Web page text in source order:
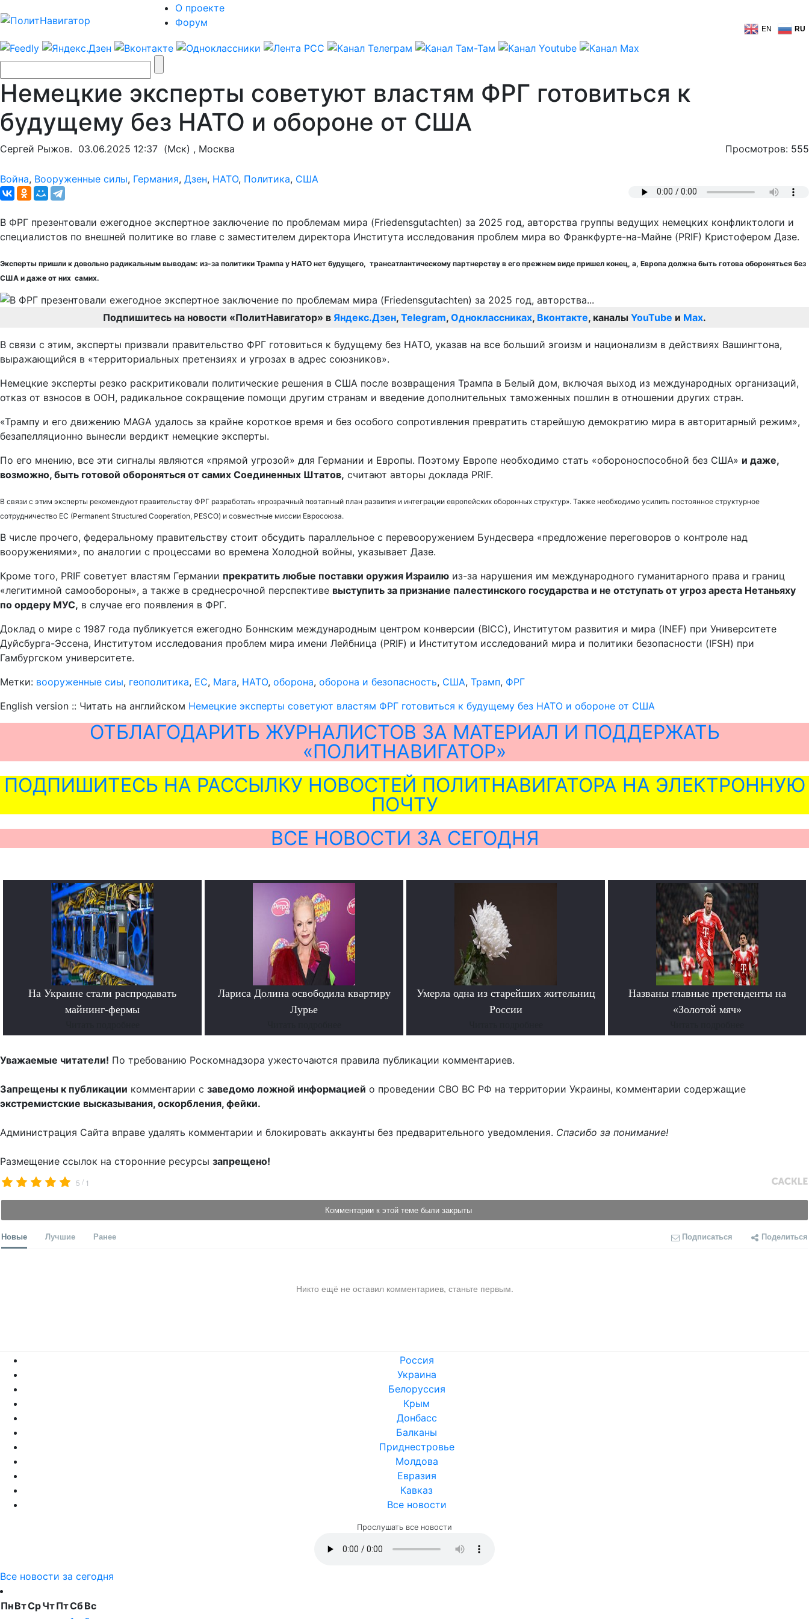
О проекте
Форум
EN RU
Немецкие эксперты советуют властям ФРГ готовиться к
будущему без НАТО и обороне от США
Сергей Рыжов. 03.06.2025 12:37 (Мск) , Москва Просмотров: 555
Война, Вооруженные силы, Германия, Дзен, НАТО, Политика, США
В ФРГ презентовали ежегодное экспертное заключение по проблемам мира (Friedensgutachten) за 2025 год, авторства группы ведущих немецких конфликтологи и
специалистов по внешней политике во главе с заместителем директора Института исследования проблем мира во Франкфурте-на-Майне (PRIF) Кристофером Дазе.
Эксперты пришли к довольно радикальным выводам: из-за политики Трампа у НАТО нет будущего, трансатлантическому партнерству в его прежнем виде пришел конец, а, Европа должна быть готова обороняться без
США и даже от них самих.
Подпишитесь на новости «ПолитНавигатор» в Яндекс.Дзен, Telegram, Одноклассниках, Вконтакте, каналы YouTube и Max.
В связи с этим, эксперты призвали правительство ФРГ готовиться к будущему без НАТО, указав на все больший эгоизм и национализм в действиях Вашингтона,
выражающийся в «территориальных претензиях и угрозах в адрес союзников».
Немецкие эксперты резко раскритиковали политические решения в США после возвращения Трампа в Белый дом, включая выход из международных организаций,
отказ от взносов в ООН, радикальное сокращение помощи другим странам и введение дополнительных таможенных пошлин в отношении других стран.
«Трампу и его движению MAGA удалось за крайне короткое время и без особого сопротивления превратить старейшую демократию мира в авторитарный режим»,
безапелляционно вынесли вердикт немецкие эксперты.
По его мнению, все эти сигналы являются «прямой угрозой» для Германии и Европы. Поэтому Европе необходимо стать «обороноспособной без США» и даже,
возможно, быть готовой обороняться от самих Соединенных Штатов, считают авторы доклада PRIF.
В связи с этим эксперты рекомендуют правительству ФРГ разработать «прозрачный поэтапный план развития и интеграции европейских оборонных структур». Также необходимо усилить постоянное структурное
сотрудничество ЕС (Permanent Structured Cooperation, PESCO) и совместные миссии Евросоюза.
В числе прочего, федеральному правительству стоит обсудить параллельное с перевооружением Бундесвера «предложение переговоров о контроле над
вооружениями», по аналогии с процессами во времена Холодной войны, указывает Дазе.
Кроме того, PRIF советует властям Германии прекратить любые поставки оружия Израилю из-за нарушения им международного гуманитарного права и границ
«легитимной самообороны», а также в среднесрочной перспективе выступить за признание палестинского государства и не отступать от угроз ареста Нетаньяху
по ордеру МУС, в случае его появления в ФРГ.
Доклад о мире с 1987 года публикуется ежегодно Боннским международным центром конверсии (BICC), Институтом развития и мира (INEF) при Университете
Дуйсбурга-Эссена, Институтом исследования проблем мира имени Лейбница (PRIF) и Институтом исследований мира и политики безопасности (IFSH) при
Гамбургском университете.
Метки: вооруженные сиы, геополитика, ЕС, Мага, НАТО, оборона, оборона и безопасность, США, Трамп, ФРГ
English version :: Читать на английском Немецкие эксперты советуют властям ФРГ готовиться к будущему без НАТО и обороне от США
ОТБЛАГОДАРИТЬ ЖУРНАЛИСТОВ ЗА МАТЕРИАЛ И ПОДДЕРЖАТЬ
«ПОЛИТНАВИГАТОР»
ПОДПИШИТЕСЬ НА РАССЫЛКУ НОВОСТЕЙ ПОЛИТНАВИГАТОРА НА ЭЛЕКТРОННУЮ
ПОЧТУ
ВСЕ НОВОСТИ ЗА СЕГОДНЯ
На Украине стали распродавать
майнинг-фермы
Лариса Долина освободила квартиру
Лурье
Умерла одна из старейших жительниц
России
Названы главные претенденты на
«Золотой мяч»
Уважаемые читатели! По требованию Роскомнадзора ужесточаются правила публикации комментариев.
Запрещены к публикации комментарии с заведомо ложной информацией о проведении СВО ВС РФ на территории Украины, комментарии содержащие
экстремистские высказывания, оскорбления, фейки.
Администрация Сайта вправе удалять комментарии и блокировать аккаунты без предварительного уведомления. Спасибо за понимание!
Размещение ссылок на сторонние ресурсы запрещено!
5 / 1
Комментарии к этой теме были закрыты
Новые Лучшие Ранее Подписаться Поделиться
Никто ещё не оставил комментариев, станьте первым.
Россия
Украина
Белоруссия
Крым
Донбасс
Балканы
Приднестровье
Молдова
Евразия
Кавказ
Все новости
Прослушать все новости
Все новости за сегодня
ПнВтСрЧтПтСбВс